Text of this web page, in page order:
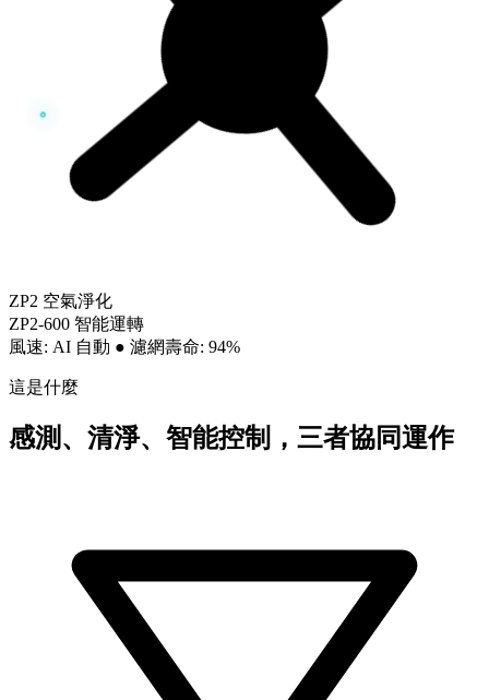
ZP2 空氣淨化
ZP2-600 智能運轉
風速: AI 自動 ● 濾網壽命: 94%
這是什麼
感測、清淨、智能控制，三者協同運作